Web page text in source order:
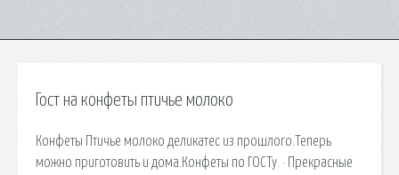
Гост на конфеты птичье молоко
Конфеты Птичье молоко деликатес из прошлого.Теперь
можно приготовить и дома.Конфеты по ГОСТу. · Прекрасные